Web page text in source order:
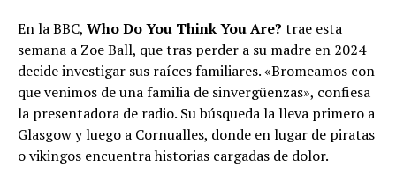
En la BBC, Who Do You Think You Are? trae esta
semana a Zoe Ball, que tras perder a su madre en 2024
decide investigar sus raíces familiares. «Bromeamos con
que venimos de una familia de sinvergüenzas», confiesa
la presentadora de radio. Su búsqueda la lleva primero a
Glasgow y luego a Cornualles, donde en lugar de piratas
o vikingos encuentra historias cargadas de dolor.